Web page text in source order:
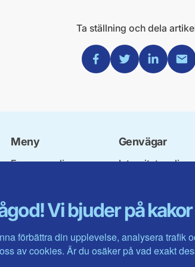
Vi bjuder på kakor
förbättra din upplevelse, analysera trafik
av cookies. Är du osäker på vad exakt
Ta ställning och dela
Dela via Facebook
Dela via Twitter
Dela viaDela
Meny
Engagera dig
Våra politiker
Vallöften 2026
Visa fler ...
Genvägar
Integritetspolicy
Intranätet